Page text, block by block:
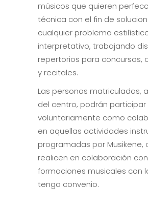
músicos que quieren
técnica con el fin de
cualquier problema
interpretativo, trabajando
repertorios para concursos,
y recitales.
Las personas matriculadas,
del centro, podrán participar
voluntariamente como
en aquellas actividades
programadas por Musikene,
realicen en colaboración
formaciones musicales con
tenga convenio.